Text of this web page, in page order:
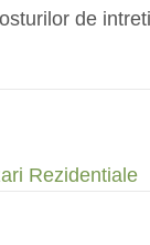
de
Rezidentiale